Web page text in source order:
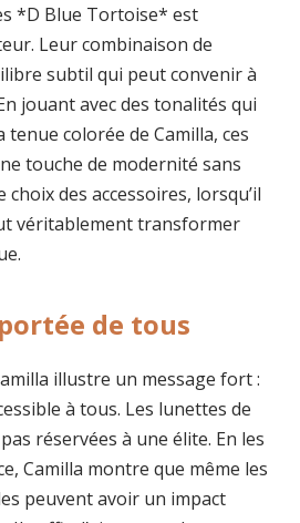
*D Blue Tortoise* est
Leur combinaison de
subtil qui peut convenir à
jouant avec des tonalités qui
tenue colorée de Camilla, ces
touche de modernité sans
choix des accessoires, lorsqu’il
véritablement transformer
de tous
illustre un message fort :
à tous. Les lunettes de
réservées à une élite. En les
Camilla montre que même les
peuvent avoir un impact